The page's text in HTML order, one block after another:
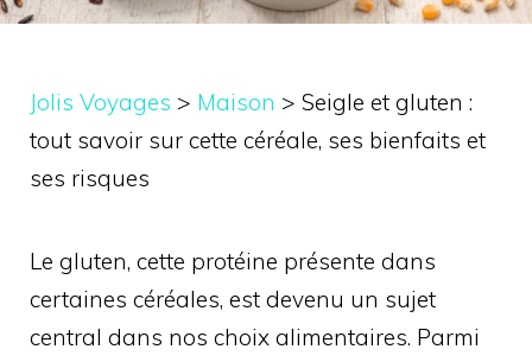
Jolis Voyages > Maison > Seigle et gluten :
tout savoir sur cette céréale, ses bienfaits et
ses risques
Le gluten, cette protéine présente dans
certaines céréales, est devenu un sujet
central dans nos choix alimentaires. Parmi